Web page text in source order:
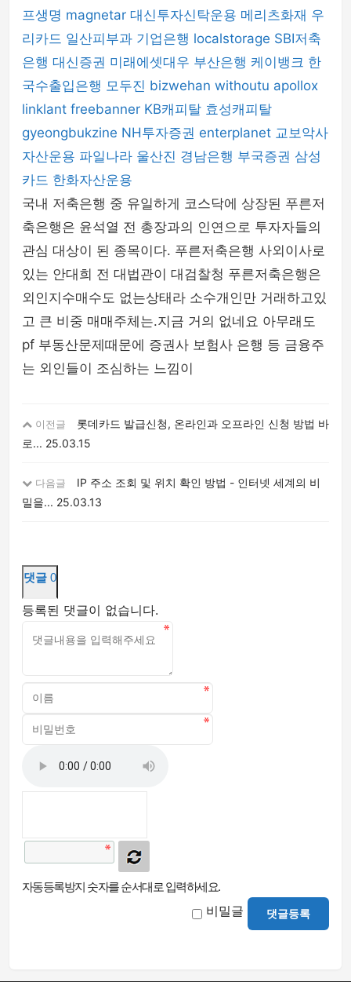
프생명 magnetar 대신투자신탁운용 메리츠화재 우
리카드 일산피부과 기업은행 localstorage SBI저축
은행 대신증권 미래에셋대우 부산은행 케이뱅크 한
국수출입은행 모두진 bizwehan withoutu apollox
linklant freebanner KB캐피탈 효성캐피탈
gyeongbukzine NH투자증권 enterplanet 교보악사
자산운용 파일나라 울산진 경남은행 부국증권 삼성
카드 한화자산운용
국내 저축은행 중 유일하게 코스닥에 상장된 푸른저
축은행은 윤석열 전 총장과의 인연으로 투자자들의
관심 대상이 된 종목이다. 푸른저축은행 사외이사로
있는 안대희 전 대법관이 대검찰청 푸른저축은행은
외인지수매수도 없는상태라 소수개인만 거래하고있
고 큰 비중 매매주체는.지금 거의 없네요 아무래도
pf 부동산문제때문에 증권사 보험사 은행 등 금융주
는 외인들이 조심하는 느낌이
이전글
롯데카드 발급신청, 온라인과 오프라인 신청 방법 바
로... 25.03.15
다음글
IP 주소 조회 및 위치 확인 방법 - 인터넷 세계의 비
밀을... 25.03.13
댓글 0
등록된 댓글이 없습니다.
자동등록방지 숫자를 순서대로 입력하세요.
비밀글 댓글등록